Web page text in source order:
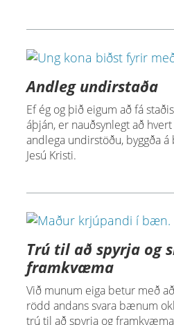
Andleg undirstaða
Ef ég og þið eigum að fá
áþján, er nauðsynlegt að
andlega undirstöðu, byggða
Jesú Kristi.
Trú til að spyrja og
framkvæma
Við munum eiga betur með
rödd andans svara bænum
trú til að spyrja og